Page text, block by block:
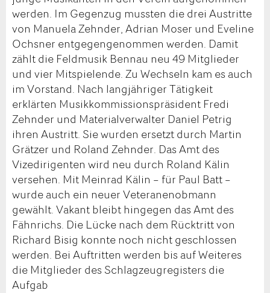
werden. Im Gegenzug mussten die drei Austritte
von Manuela Zehnder, Adrian Moser und Eveline
Ochsner entgegengenommen werden. Damit
zählt die Feldmusik Bennau neu 49 Mitglieder
und vier Mitspielende. Zu Wechseln kam es auch
im Vorstand. Nach langjähriger Tätigkeit
erklärten Musikkommissionspräsident Fredi
Zehnder und Materialverwalter Daniel Petrig
ihren Austritt. Sie wurden ersetzt durch Martin
Grätzer und Roland Zehnder. Das Amt des
Vizedirigenten wird neu durch Roland Kälin
versehen. Mit Meinrad Kälin – für Paul Batt –
wurde auch ein neuer Veteranenobmann
gewählt. Vakant bleibt hingegen das Amt des
Fähnrichs. Die Lücke nach dem Rücktritt von
Richard Bisig konnte noch nicht geschlossen
werden. Bei Auftritten werden bis auf Weiteres
die Mitglieder des Schlagzeugregisters die
Aufgab